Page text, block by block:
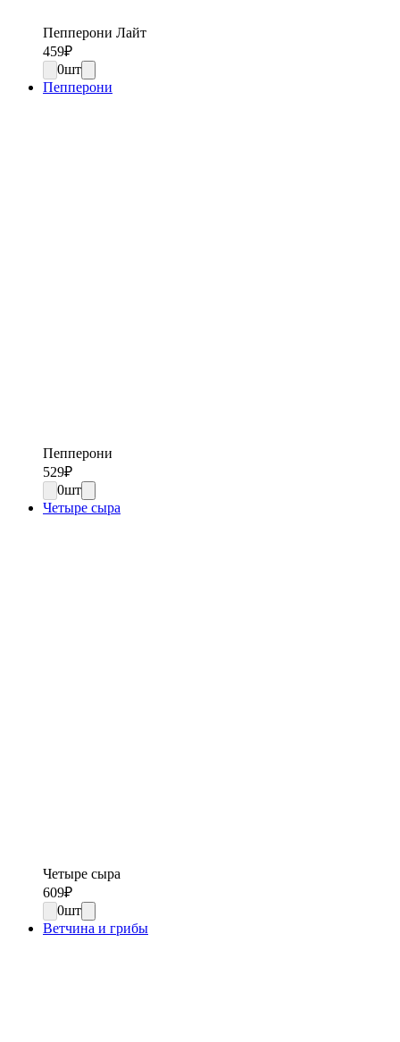
Пепперони Лайт
459₽
0шт
Пепперони
Пепперони
529₽
0шт
Четыре сыра
Четыре сыра
609₽
0шт
Ветчина и грибы